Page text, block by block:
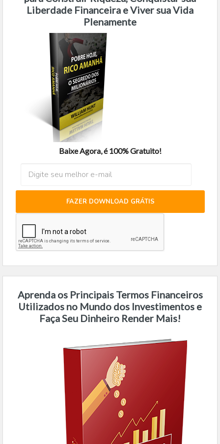
Liberdade Financeira e Viver sua Vida
Plenamente
Baixe Agora, é 100% Gratuito!
FAZER DOWNLOAD GRÁTIS
Aprenda os Principais Termos Financeiros
Utilizados no Mundo dos Investimentos e
Faça Seu Dinheiro Render Mais!